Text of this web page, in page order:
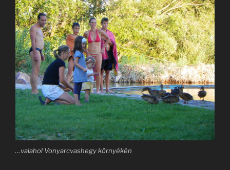
…valahol Vonyarcvashegy környékén